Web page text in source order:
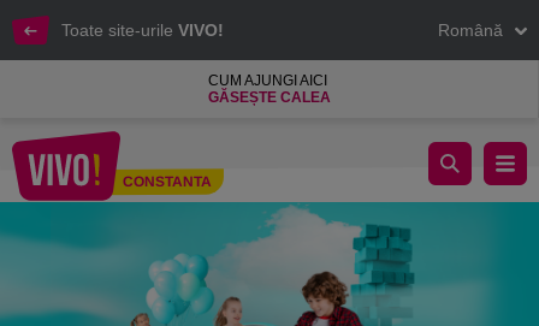
Toate site-urile VIVO! Română
CUM AJUNGI AICI
GĂSEȘTE CALEA
CONSTANTA
Bucurie și copilărie în lumea VIVO!